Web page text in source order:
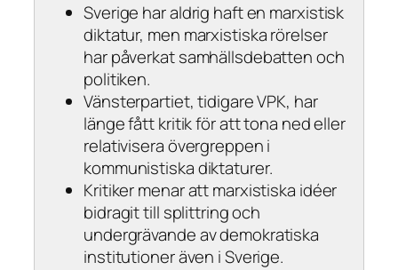
Sverige har aldrig haft en marxistisk
diktatur, men marxistiska rörelser
har påverkat samhällsdebatten och
politiken.
Vänsterpartiet, tidigare VPK, har
länge fått kritik för att tona ned eller
relativisera övergreppen i
kommunistiska diktaturer.
Kritiker menar att marxistiska idéer
bidragit till splittring och
undergrävande av demokratiska
institutioner även i Sverige.